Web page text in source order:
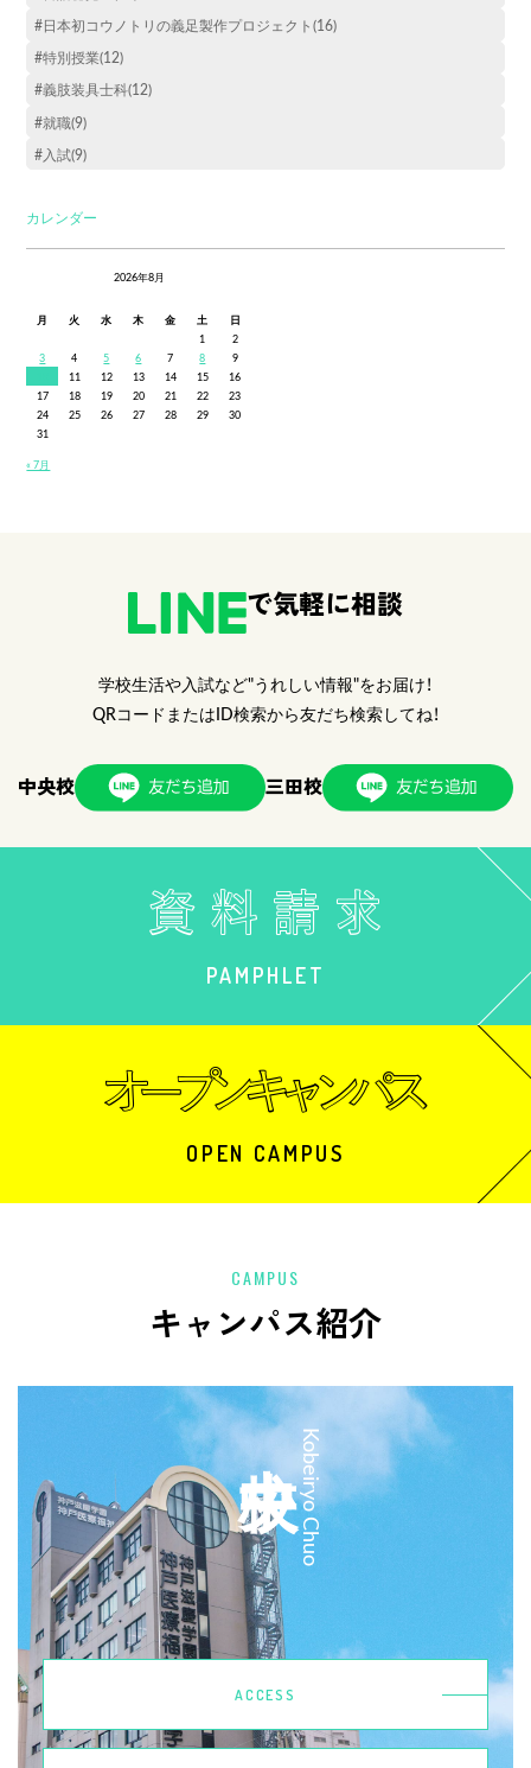
#日本初コウノトリの義足製作プロジェクト(16)
#特別授業(12)
#義肢装具士科(12)
#就職(9)
#入試(9)
カレンダー
2026年8月
月 火 水 木 金 土
日
1
2
3
4 5 6 7 8
9
11 12 13 14 15
16
17
18 19 20 21 22
23
24
25 26 27 28 29
30
31
« 7月
で気軽に相談
学校生活や入試など"うれしい情報"をお届け！
QRコードまたはID検索から友だち検索してね！
中央校 三田校
PAMPHLET
OPEN CAMPUS
CAMPUS
キャンパス紹介
Kobeiryo Chuo
ACCESS